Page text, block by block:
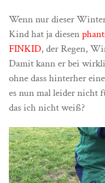
Wenn nur dieser
Kind hat ja diesen
FINKID, der Regen,
Damit kann er bei
ohne dass hinterher
es nun mal leider nicht
das ich nicht weiß?